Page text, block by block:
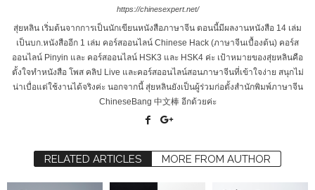
https://chinesexpert.net/
สุ่ยหลิน เริ่มต้นจากการเป็นนักเขียนหนังสือภาษาจีน ตอนนี้มีผลงานหนังสือ 14 เล่ม
เป็นบก.หนังสืออีก 1 เล่ม คอร์สออนไลน์ Chinese Hack (ภาษาจีนเบื้องต้น) คอร์ส
ออนไลน์ Pinyin และ คอร์สออนไลน์ HSK3 และ HSK4 ค่ะ เป้าหมายของสุ่ยหลินคือ
ตั้งใจทำหนังสือ โพส คลิป Live และคอร์สออนไลน์สอนภาษาจีนที่เข้าใจง่าย สนุกไม่
น่าเบื่อแต่ใช้งานได้จริงค่ะ นอกจากนี้ สุ่ยหลินยังเป็นผู้ร่วมก่อตั้งสำนักพิมพ์ภาษาจีน
ChineseBang 中文棒 อีกด้วยค่ะ
RELATED ARTICLES MORE FROM AUTHOR